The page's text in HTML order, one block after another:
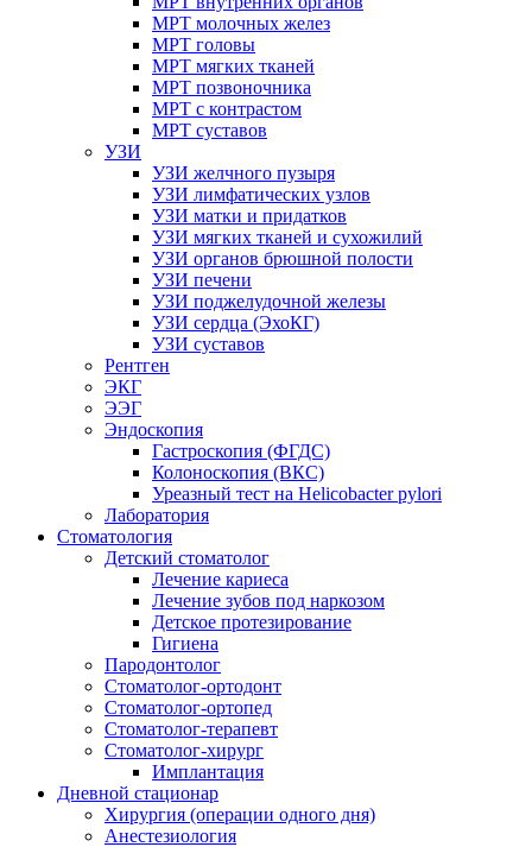
МРТ молочных желез
МРТ головы
МРТ мягких тканей
МРТ позвоночника
МРТ с контрастом
МРТ суставов
УЗИ
УЗИ желчного пузыря
УЗИ лимфатических узлов
УЗИ матки и придатков
УЗИ мягких тканей и сухожилий
УЗИ органов брюшной полости
УЗИ печени
УЗИ поджелудочной железы
УЗИ сердца (ЭхоКГ)
УЗИ суставов
Рентген
ЭКГ
ЭЭГ
Эндоскопия
Гастроскопия (ФГДС)
Колоноскопия (ВКС)
Уреазный тест на Helicobacter pylori
Лаборатория
Стоматология
Детский стоматолог
Лечение кариеса
Лечение зубов под наркозом
Детское протезирование
Гигиена
Пародонтолог
Стоматолог-ортодонт
Стоматолог-ортопед
Стоматолог-терапевт
Стоматолог-хирург
Имплантация
Дневной стационар
Хирургия (операции одного дня)
Анестезиология